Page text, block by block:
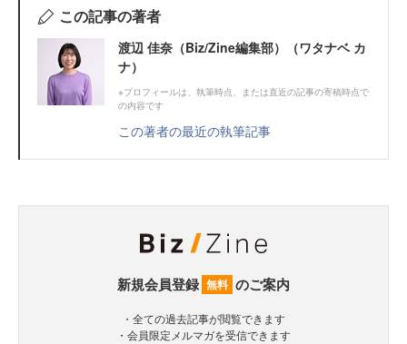
この記事の著者
渡辺 佳奈（Biz/Zine編集部）（ワタナベ カ
ナ）
※プロフィールは、執筆時点、または直近の記事の寄稿時点で
の内容です
この著者の最近の執筆記事
新規会員登録 無料 のご案内
・全ての過去記事が閲覧できます
・会員限定メルマガを受信できます